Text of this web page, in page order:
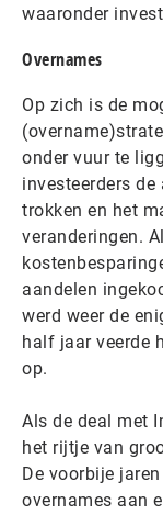
waaronder
Overnames
Op zich is de
onder vuur te
investeerders
trokken en het
veranderingen.
aandelen
werd weer de
half jaar veerde
op.
Als de deal met
het rijtje van
De voorbije
overnames aan